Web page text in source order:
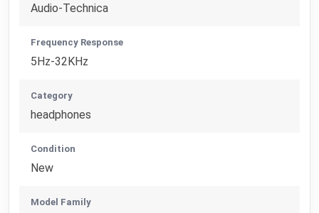
Audio-Technica
Frequency Response
5Hz-32KHz
Category
headphones
Condition
New
Model Family